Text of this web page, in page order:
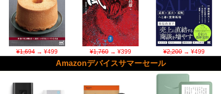
¥1,694→ ¥499 ¥1,760→ ¥399 ¥2,200→ ¥499
Amazonデバイスサマーセール